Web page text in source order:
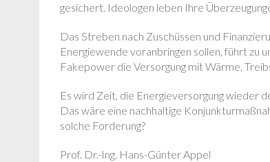
gesichert. Ideologen leben Ihre
Das Streben nach Zuschüssen und
Energiewende voranbringen sollen, führt zu
Fakepower die Versorgung mit Wärme,
Es wird Zeit, die Energieversorgung wieder
Das wäre eine nachhaltige
solche Forderung?
Prof. Dr.-Ing. Hans-Günter Appel